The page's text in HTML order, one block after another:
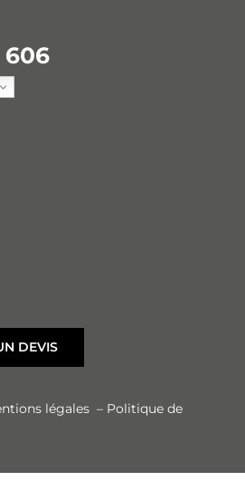
606
DEVIS
légales – Politique de